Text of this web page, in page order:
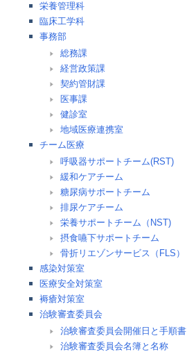
栄養管理科
臨床工学科
事務部
総務課
経営政策課
契約管財課
医事課
健診室
地域医療連携室
チーム医療
呼吸器サポートチーム(RST)
緩和ケアチーム
糖尿病サポートチーム
排尿ケアチーム
栄養サポートチーム（NST)
摂食嚥下サポートチーム
骨折リエゾンサービス（FLS）
感染対策室
医療安全対策室
褥瘡対策室
治験審査委員会
治験審査委員会開催日と手順書
治験審査委員会名簿と名称